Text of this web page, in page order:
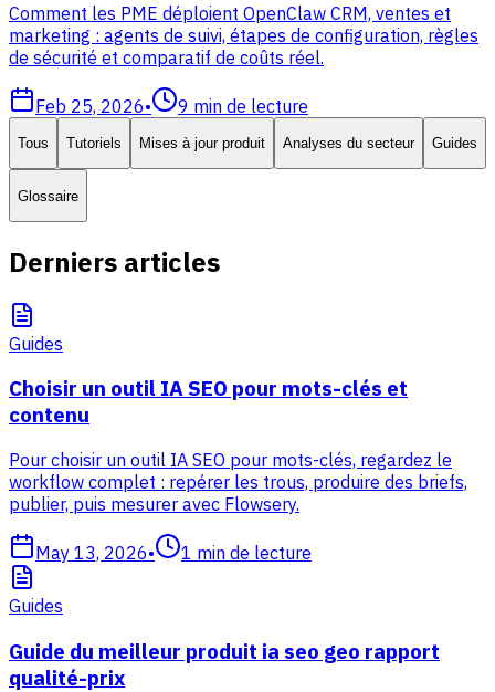
Comment les PME déploient OpenClaw CRM, ventes et
marketing : agents de suivi, étapes de configuration, règles
de sécurité et comparatif de coûts réel.
Feb 25, 2026• 9 min de lecture
Tous Tutoriels Mises à jour produit Analyses du secteur Guides
Glossaire
Derniers articles
Guides
Choisir un outil IA SEO pour mots-clés et
contenu
Pour choisir un outil IA SEO pour mots-clés, regardez le
workflow complet : repérer les trous, produire des briefs,
publier, puis mesurer avec Flowsery.
May 13, 2026• 1 min de lecture
Guides
Guide du meilleur produit ia seo geo rapport
qualité-prix